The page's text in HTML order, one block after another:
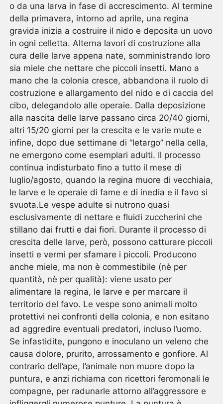
o da una larva in fase di accrescimento. Al termine
della primavera, intorno ad aprile, una regina
gravida inizia a costruire il nido e deposita un uovo
in ogni celletta. Alterna lavori di costruzione alla
cura delle larve appena nate, somministrando loro
sia miele che nettare che piccoli insetti. Mano a
mano che la colonia cresce, abbandona il ruolo di
costruzione e allargamento del nido e di caccia del
cibo, delegandolo alle operaie. Dalla deposizione
alla nascita delle larve passano circa 20/40 giorni,
altri 15/20 giorni per la crescita e le varie mute e
infine, dopo due settimane di “letargo” nella cella,
ne emergono come esemplari adulti. Il processo
continua indisturbato fino a tutto il mese di
luglio/agosto, quando la regina muore di vecchiaia,
le larve e le operaie di fame e di inedia e il favo si
svuota.Le vespe adulte si nutrono quasi
esclusivamente di nettare e fluidi zuccherini che
stillano dai frutti e dai fiori. Durante il processo di
crescita delle larve, però, possono catturare piccoli
insetti e vermi per sfamare i piccoli. Producono
anche miele, ma non è commestibile (nè per
quantità, nè per qualità): viene usato per
alimentare la regina, le larve e per marcare il
territorio del favo. Le vespe sono animali molto
protettivi nei confronti della colonia, e non esitano
ad aggredire eventuali predatori, incluso l’uomo.
Se infastidite, pungono e inoculano un veleno che
causa dolore, prurito, arrossamento e gonfiore. Al
contrario dell’ape, l’animale non muore dopo la
puntura, e anzi richiama con ricettori feromonali le
compagne, per radunarle attorno all’aggressore e